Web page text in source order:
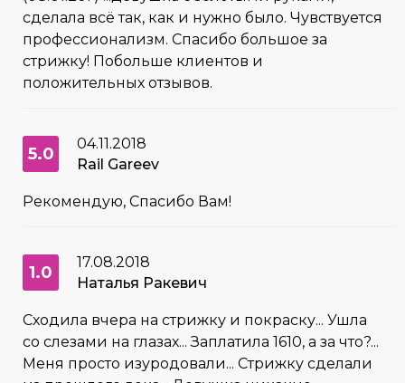
сделала всё так, как и нужно было. Чувствуется
профессионализм. Спасибо большое за
стрижку! Побольше клиентов и
положительных отзывов.
5.0
04.11.2018
Rail Gareev
Рекомендую, Спасибо Вам!
1.0
17.08.2018
Наталья Ракевич
Сходила вчера на стрижку и покраску... Ушла
со слезами на глазах... Заплатила 1610, а за что?...
Меня просто изуродовали... Стрижку сделали